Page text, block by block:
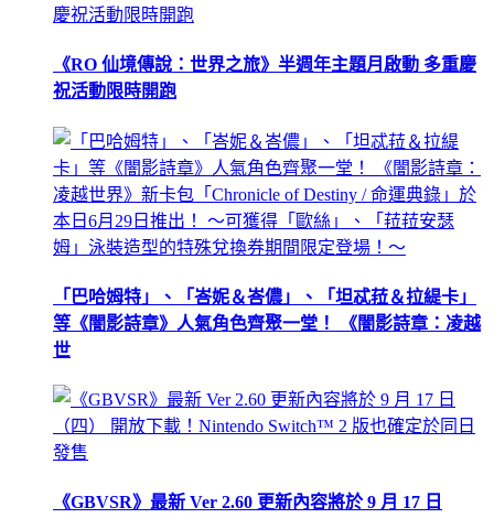
《RO 仙境傳說：世界之旅》半週年主題月啟動 多重慶
祝活動限時開跑
「巴哈姆特」、「峇妮＆峇儂」、「坦忒菈＆拉緹卡」
等《闇影詩章》人氣角色齊聚一堂！ 《闇影詩章：凌越
世
《GBVSR》最新 Ver 2.60 更新內容將於 9 月 17 日